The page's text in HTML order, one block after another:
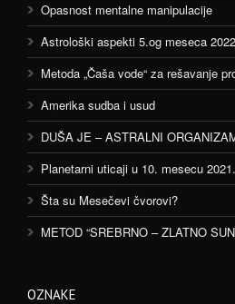
Opasnost mentalne manipulacije
Astrološki aspekti 5.og meseca
Metoda „Čaša vode“ za rešavanje
Amerika sudba i usud
DUŠA JE – ASTRALNI
Planetarni uticaji u 10. mesecu
Šta su Mesečevi čvorovi?
METOD “SREBRNO – ZLATNO
OZNAKE